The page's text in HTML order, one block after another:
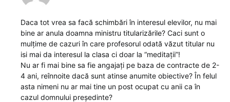
Daca tot vrea sa facă schimbări în interesul elevilor, nu mai
bine ar anula doamna ministru titularizările? Caci sunt o
mulțime de cazuri în care profesorul odată văzut titular nu
isi mai da interesul la clasa ci doar la “meditații”!
Nu ar fi mai bine sa fie angajați pe baza de contracte de 2-
4 ani, reînnoite dacă sunt atinse anumite obiective? În felul
asta nimeni nu ar mai tine un post ocupat cu anii ca în
cazul domnului președinte?